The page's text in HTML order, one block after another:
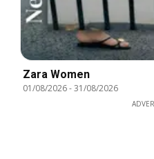
Zara Women
01/08/2026-31/08/2026